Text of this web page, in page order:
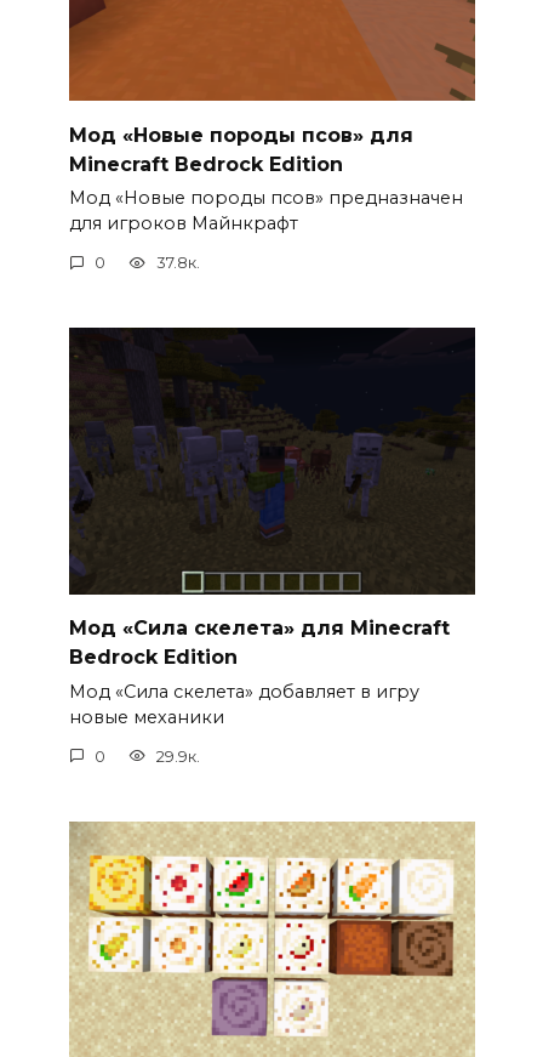
Мод «Новые породы псов» для
Minecraft Bedrock Edition
Мод «Новые породы псов» предназначен
для игроков Майнкрафт
0 37.8к.
Мод «Сила скелета» для Minecraft
Bedrock Edition
Мод «Сила скелета» добавляет в игру
новые механики
0 29.9к.